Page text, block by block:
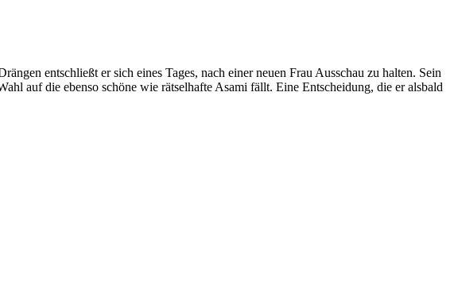
entschließt er sich eines Tages, nach einer neuen Frau Ausschau zu halten. Sein
auf die ebenso schöne wie rätselhafte Asami fällt. Eine Entscheidung, die er alsbald